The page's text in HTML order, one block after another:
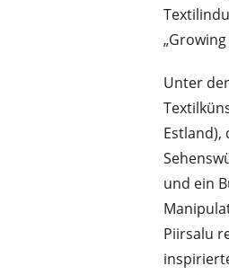
Unter
Estland),
und ein
Piirsalu